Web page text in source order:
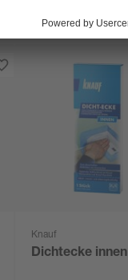
Knauf
Dichtecke innen